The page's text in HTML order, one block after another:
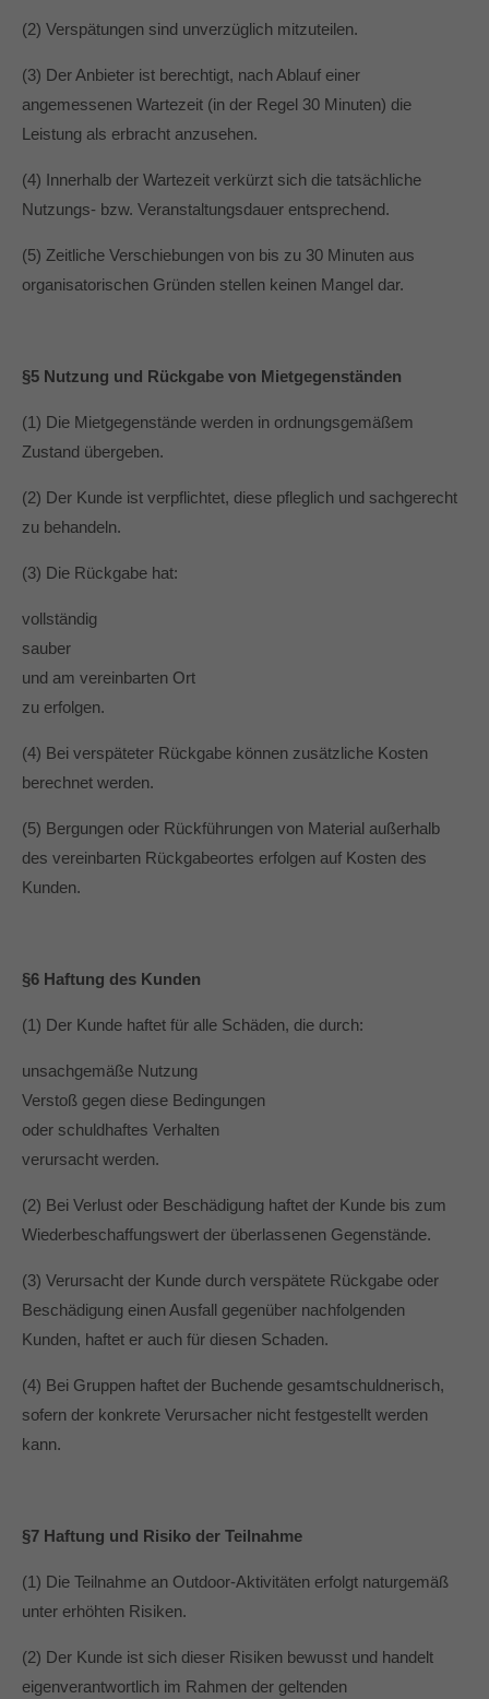
(2) Verspätungen sind unverzüglich mitzuteilen.
(3) Der Anbieter ist berechtigt, nach Ablauf einer
angemessenen Wartezeit (in der Regel 30 Minuten) die
Leistung als erbracht anzusehen.
(4) Innerhalb der Wartezeit verkürzt sich die tatsächliche
Nutzungs- bzw. Veranstaltungsdauer entsprechend.
(5) Zeitliche Verschiebungen von bis zu 30 Minuten aus
organisatorischen Gründen stellen keinen Mangel dar.
§5 Nutzung und Rückgabe von Mietgegenständen
(1) Die Mietgegenstände werden in ordnungsgemäßem
Zustand übergeben.
(2) Der Kunde ist verpflichtet, diese pfleglich und sachgerecht
zu behandeln.
(3) Die Rückgabe hat:
vollständig
sauber
und am vereinbarten Ort
zu erfolgen.
(4) Bei verspäteter Rückgabe können zusätzliche Kosten
berechnet werden.
(5) Bergungen oder Rückführungen von Material außerhalb
des vereinbarten Rückgabeortes erfolgen auf Kosten des
Kunden.
§6 Haftung des Kunden
(1) Der Kunde haftet für alle Schäden, die durch:
unsachgemäße Nutzung
Verstoß gegen diese Bedingungen
oder schuldhaftes Verhalten
verursacht werden.
(2) Bei Verlust oder Beschädigung haftet der Kunde bis zum
Wiederbeschaffungswert der überlassenen Gegenstände.
(3) Verursacht der Kunde durch verspätete Rückgabe oder
Beschädigung einen Ausfall gegenüber nachfolgenden
Kunden, haftet er auch für diesen Schaden.
(4) Bei Gruppen haftet der Buchende gesamtschuldnerisch,
sofern der konkrete Verursacher nicht festgestellt werden
kann.
§7 Haftung und Risiko der Teilnahme
(1) Die Teilnahme an Outdoor-Aktivitäten erfolgt naturgemäß
unter erhöhten Risiken.
(2) Der Kunde ist sich dieser Risiken bewusst und handelt
eigenverantwortlich im Rahmen der geltenden